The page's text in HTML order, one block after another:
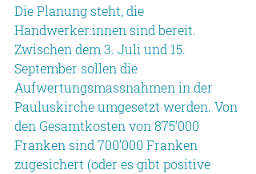
Die Planung steht, die
Handwerker:innen sind bereit.
Zwischen dem 3. Juli und 15.
September sollen die
Aufwertungsmassnahmen in der
Pauluskirche umgesetzt werden. Von
den Gesamtkosten von 875’000
Franken sind 700’000 Franken
zugesichert (oder es gibt positive